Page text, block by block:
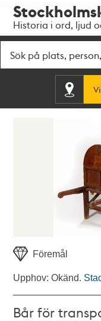
navigationen
huvudinnehållet
Historia i ord, ljud
Föremål
Upphov: Okänd.
Bår för